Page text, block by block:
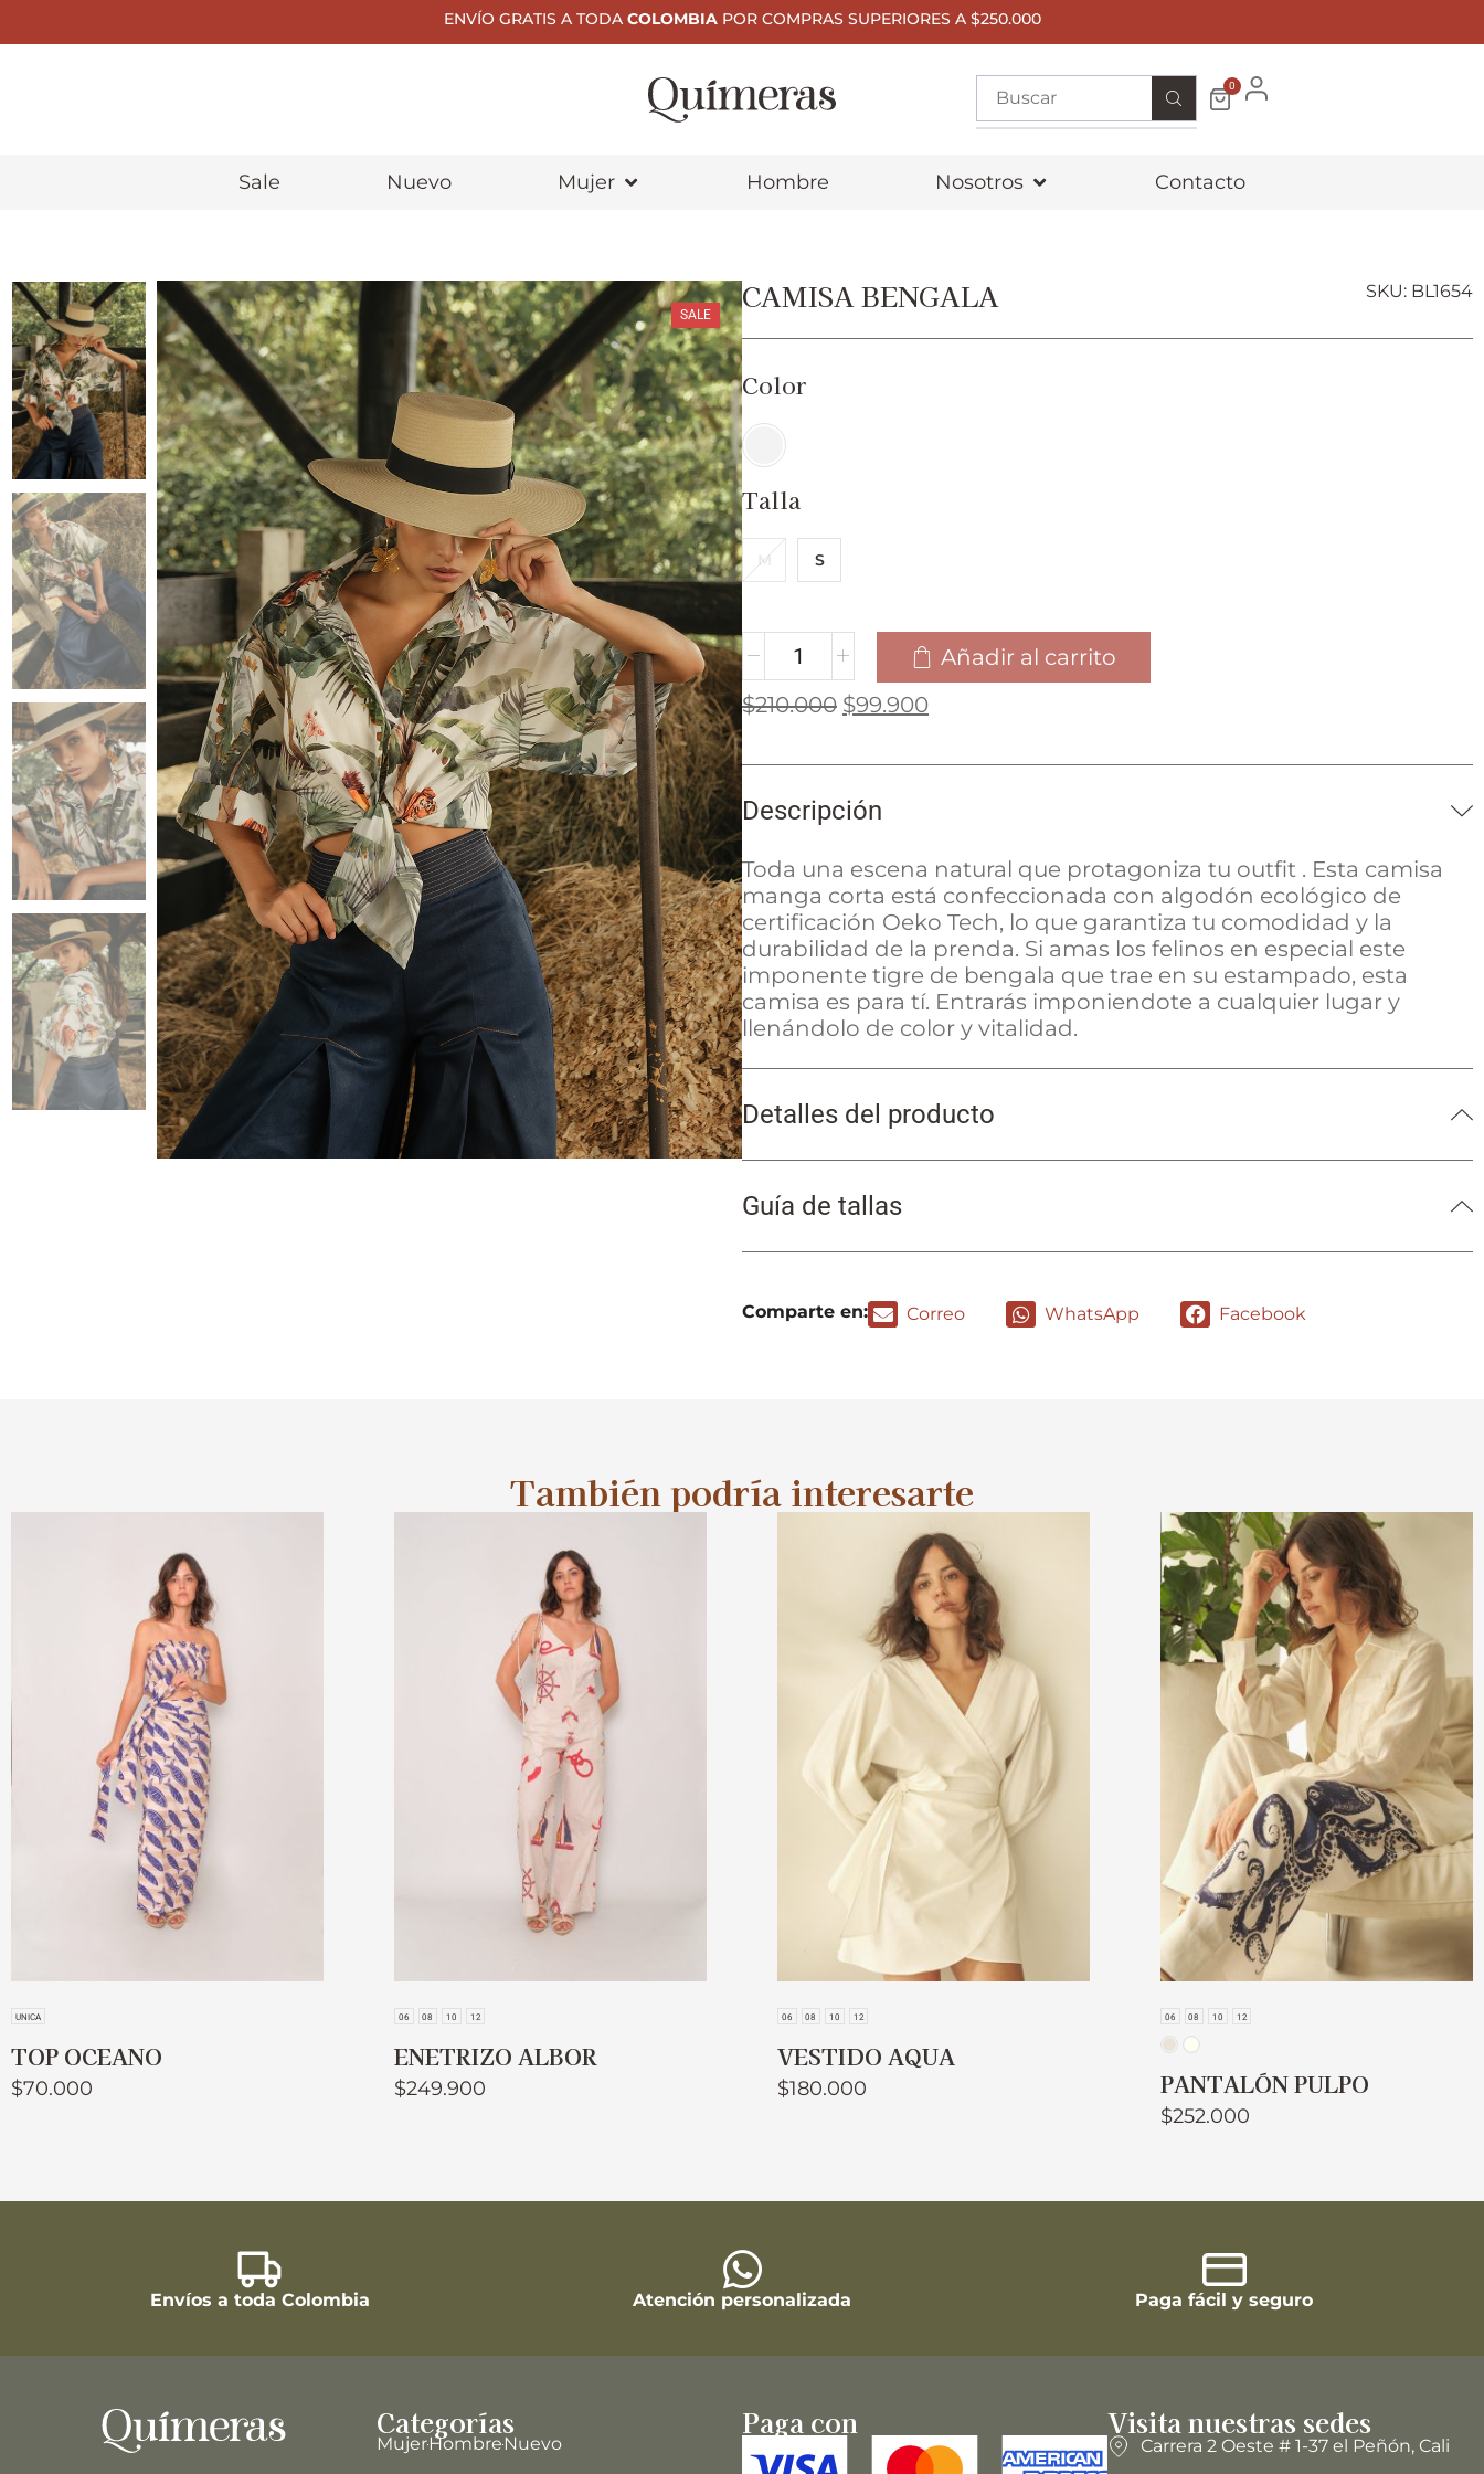
ENVÍO GRATIS A TODA COLOMBIAPOR COMPRAS SUPERIORES A $250.000
0
Sale Nuevo Mujer Hombre Nosotros Contacto
SALE CAMISA BENGALA SKU: BL1654
Color
Talla
M S
Añadir al carrito
$210.000 $99.900
Descripción
Toda una escena natural que protagoniza tu outfit . Esta camisa
manga corta está confeccionada con algodón ecológico de
certificación Oeko Tech, lo que garantiza tu comodidad y la
durabilidad de la prenda. Si amas los felinos en especial este
imponente tigre de bengala que trae en su estampado, esta
camisa es para tí. Entrarás imponiendote a cualquier lugar y
llenándolo de color y vitalidad.
Detalles del producto
Guía de tallas
Comparte en: Correo WhatsApp Facebook
También podría interesarte
UNICA
TOP OCEANO
$70.000
06 08 10 12
ENETRIZO ALBOR
$249.900
06 08 10 12
VESTIDO AQUA
$180.000
06 08 10 12
PANTALÓN PULPO
$252.000
Envíos a toda Colombia Atención personalizada Paga fácil y seguro
Categorías
MujerHombreNuevo
Paga con Visita nuestras sedes
Carrera 2 Oeste # 1-37 el Peñón, Cali